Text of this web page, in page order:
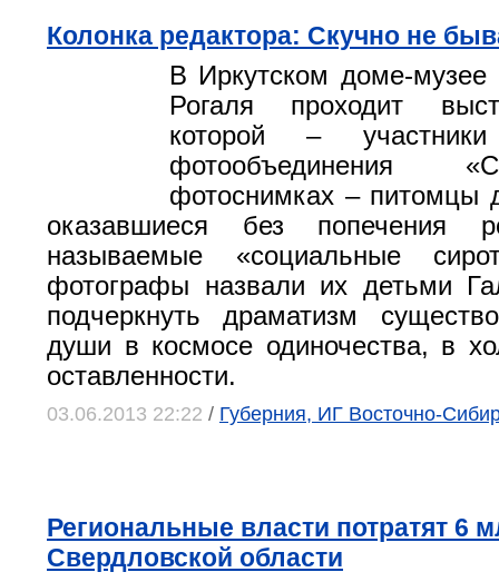
Колонка редактора: Скучно не
В Иркутском доме-
Рогаля проходит
которой – участники
фотообъединения
фотоснимках – питомцы
оказавшиеся без попечения
называемые «социальные
фотографы назвали их детьми
подчеркнуть драматизм
души в космосе одиночества, в
оставленности.
03.06.2013 22:22 / Губерния, ИГ Восточно-
Региональные власти потратят 6
Свердловской области